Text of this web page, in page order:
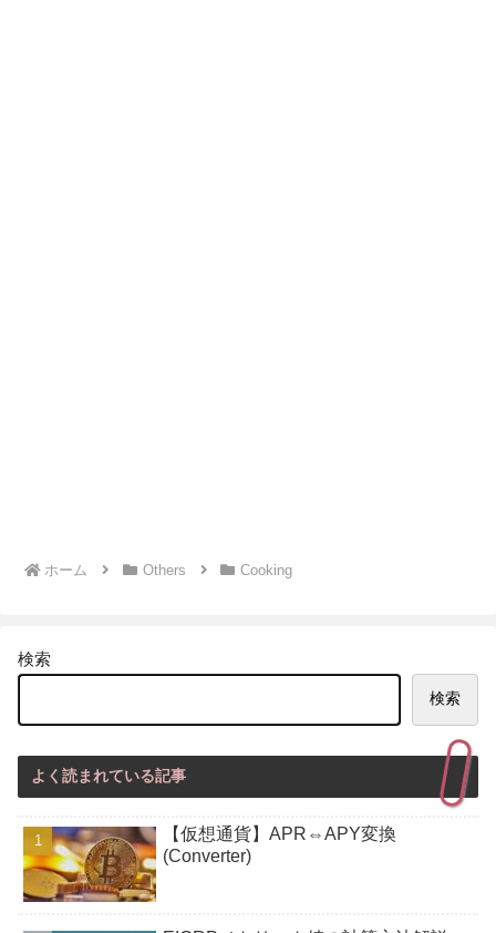
ホーム Others Cooking
検索
検索
よく読まれている記事
【仮想通貨】APR⇔APY変換
(Converter)